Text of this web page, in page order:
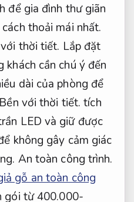
để gia đình thư giãn
thoải mái nhất.
thời tiết. Lắp đặt
khách cần chú ý đến
dài của phòng để
Bền với thời tiết. tích
LED và giữ được
không gây cảm giác
An toàn công trình.
gỗ an toàn công
gói từ 400.000-